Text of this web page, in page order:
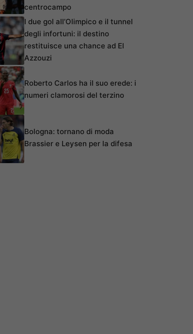
centrocampo
I due gol all’Olimpico e il tunnel
degli infortuni: il destino
restituisce una chance ad El
Azzouzi
Roberto Carlos ha il suo erede: i
numeri clamorosi del terzino
Bologna: tornano di moda
Brassier e Leysen per la difesa